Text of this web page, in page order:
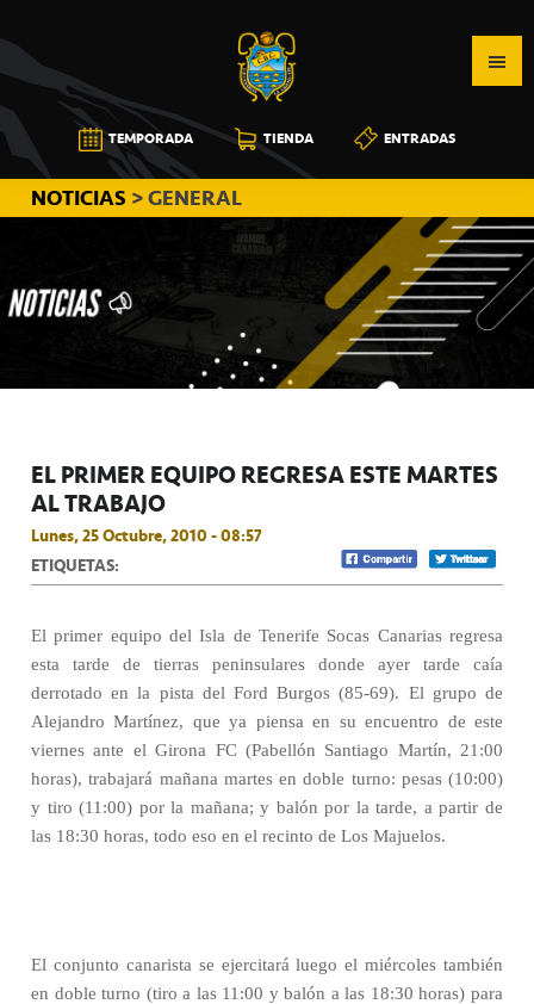
a
la
navegación
principal
al
contenido
principal
a
la
barra
lateral
principal
CB
CANARIAS
TEMPORADA TIENDA ENTRADAS
NOTICIAS > GENERAL
EL PRIMER EQUIPO REGRESA ESTE MARTES
AL TRABAJO
Lunes, 25 Octubre, 2010 - 08:57
ETIQUETAS:
El primer equipo del Isla de Tenerife Socas Canarias regresa
esta tarde de tierras peninsulares donde ayer tarde caía
derrotado en la pista del Ford Burgos (85-69). El grupo de
Alejandro Martínez, que ya piensa en su encuentro de este
viernes ante el Girona FC (Pabellón Santiago Martín, 21:00
horas), trabajará mañana martes en doble turno: pesas (10:00)
y tiro (11:00) por la mañana; y balón por la tarde, a partir de
las 18:30 horas, todo eso en el recinto de Los Majuelos.
El conjunto canarista se ejercitará luego el miércoles también
en doble turno (tiro a las 11:00 y balón a las 18:30 horas) para